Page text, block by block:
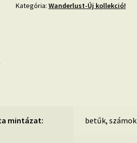
és
Kategória: Wanderlust-Új kollekció!
mintázat: betűk, számok